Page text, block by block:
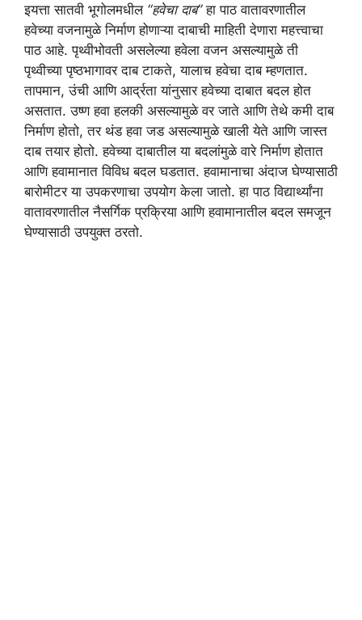
इयत्ता सातवी भूगोलमधील “हवेचा दाब”हा पाठ वातावरणातील
हवेच्या वजनामुळे निर्माण होणाऱ्या दाबाची माहिती देणारा महत्त्वाचा
पाठ आहे. पृथ्वीभोवती असलेल्या हवेला वजन असल्यामुळे ती
पृथ्वीच्या पृष्ठभागावर दाब टाकते, यालाच हवेचा दाब म्हणतात.
तापमान, उंची आणि आर्द्रता यांनुसार हवेच्या दाबात बदल होत
असतात. उष्ण हवा हलकी असल्यामुळे वर जाते आणि तेथे कमी दाब
निर्माण होतो, तर थंड हवा जड असल्यामुळे खाली येते आणि जास्त
दाब तयार होतो. हवेच्या दाबातील या बदलांमुळे वारे निर्माण होतात
आणि हवामानात विविध बदल घडतात. हवामानाचा अंदाज घेण्यासाठी
बारोमीटर या उपकरणाचा उपयोग केला जातो. हा पाठ विद्यार्थ्यांना
वातावरणातील नैसर्गिक प्रक्रिया आणि हवामानातील बदल समजून
घेण्यासाठी उपयुक्त ठरतो.